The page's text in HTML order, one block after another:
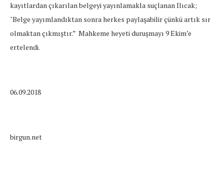
kayıtlardan çıkarılan belgeyi yayınlamakla suçlanan Ilıcak;
"Belge yayımlandıktan sonra herkes paylaşabilir çünkü artık sır
olmaktan çıkmıştır.” Mahkeme heyeti duruşmayı 9 Ekim’e
ertelendi.
06.09.2018
birgun.net